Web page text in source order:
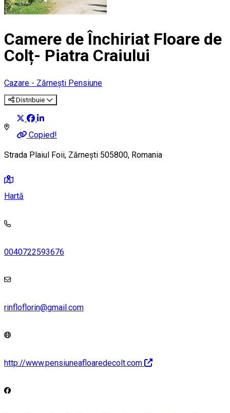
Camere de Închiriat Floare de
Colț- Piatra Craiului
Cazare - Zărnești Pensiune
Distribuie
Copied!
Strada Plaiul Foii, Zărnești 505800, Romania
Hartă
0040722593676
rinfloflorin@gmail.com
http://www.pensiuneafloaredecolt.com